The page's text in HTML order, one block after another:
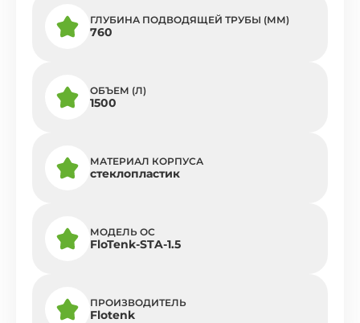
ГЛУБИНА ПОДВОДЯЩЕЙ ТРУБЫ (ММ)
760
ОБЪЕМ (Л)
1500
МАТЕРИАЛ КОРПУСА
стеклопластик
МОДЕЛЬ ОС
FloTenk-STA-1.5
ПРОИЗВОДИТЕЛЬ
Flotenk